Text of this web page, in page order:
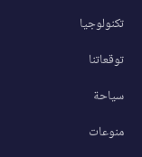
تكنولوجيا
توقعاتنا
سياحة
منوعات